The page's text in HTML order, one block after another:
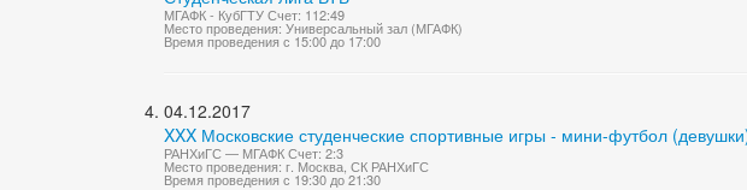
МГАФК - КубГТУ Счет: 112:49
Место проведения: Универсальный зал (МГАФК)
Время проведения с 15:00 до 17:00
04.12.2017
XXX Московские студенческие спортивные игры - мини-футбол
РАНХиГС — МГАФК Счет: 2:3
Место проведения: г. Москва, СК РАНХиГС
Время проведения с 19:30 до 21:30